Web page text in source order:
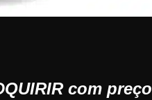
com preço